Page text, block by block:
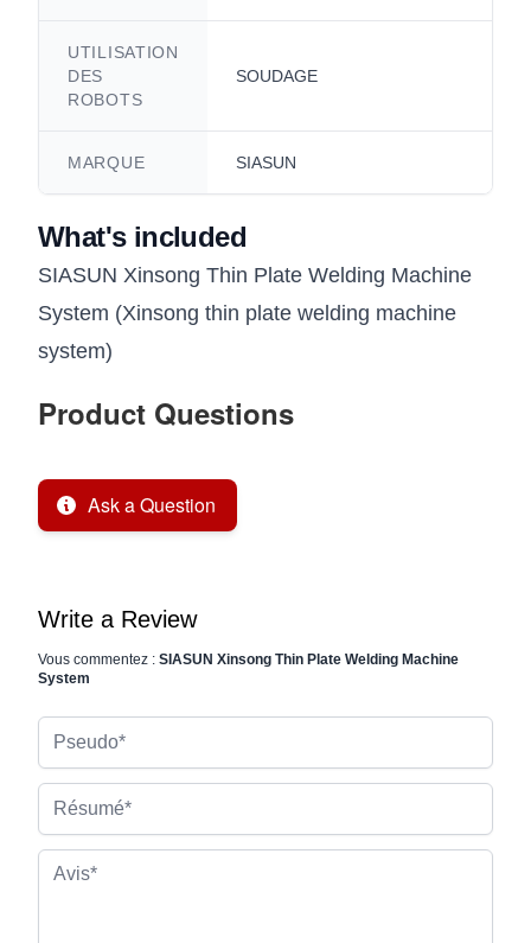
UTILISATION
DES
ROBOTS
SOUDAGE
MARQUE SIASUN
What's included
SIASUN Xinsong Thin Plate Welding Machine
System (Xinsong thin plate welding machine
system)
Product Questions
Ask a Question
Write a Review
Vous commentez : SIASUN Xinsong Thin Plate Welding Machine
System
Résumé
Avis